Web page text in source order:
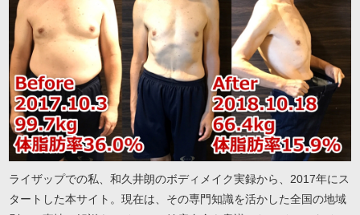
ライザップでの私、和久井朗のボディメイク実録から、2017年にス
タートした本サイト。現在は、その専門知識を活かした全国の地域